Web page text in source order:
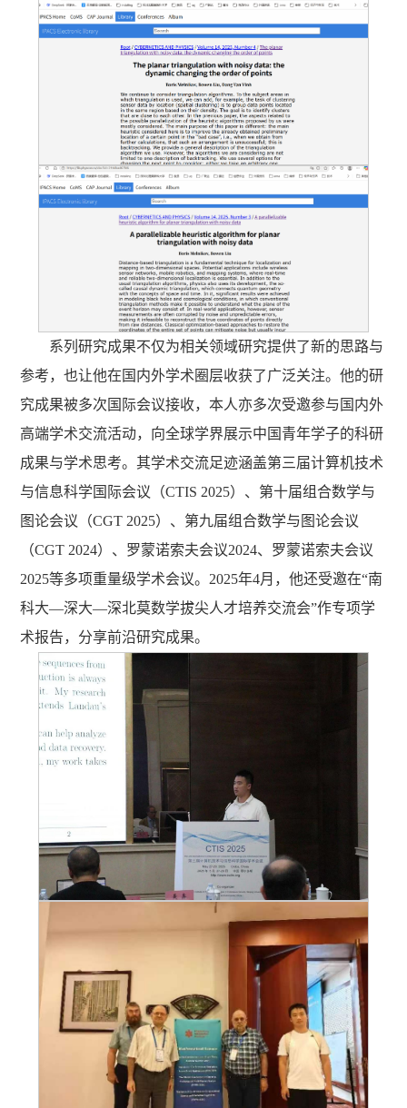
系列研究成果不仅为相关领域研究提供了新的思路与
参考，也让他在国内外学术圈层收获了广泛关注。他的研
究成果被多次国际会议接收，本人亦多次受邀参与国内外
高端学术交流活动，向全球学界展示中国青年学子的科研
成果与学术思考。其学术交流足迹涵盖第三届计算机技术
与信息科学国际会议（CTIS 2025）、第十届组合数学与
图论会议（CGT 2025）、第九届组合数学与图论会议
（CGT 2024）、罗蒙诺索夫会议2024、罗蒙诺索夫会议
2025等多项重量级学术会议。2025年4月，他还受邀在“南
科大—深大—深北莫数学拔尖人才培养交流会”作专项学
术报告，分享前沿研究成果。